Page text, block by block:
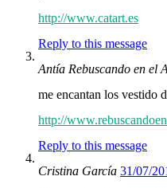
http://www.catart.es
Reply to this message
Antía Rebuscando en el
me encantan los vestido
http://
Reply to this message
Cristina García 31/07/